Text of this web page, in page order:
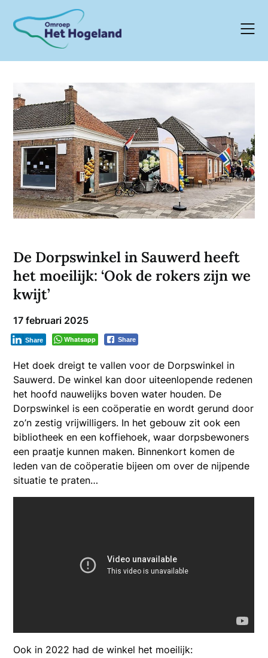
content
De Dorpswinkel in Sauwerd heeft
het moeilijk: ‘Ook de rokers zijn we
kwijt’
17 februari 2025
Whatsapp Share
Share
Het doek dreigt te vallen voor de Dorpswinkel in
Sauwerd. De winkel kan door uiteenlopende redenen
het hoofd nauwelijks boven water houden. De
Dorpswinkel is een coöperatie en wordt gerund door
zo’n zestig vrijwilligers. In het gebouw zit ook een
bibliotheek en een koffiehoek, waar dorpsbewoners
een praatje kunnen maken. Binnenkort komen de
leden van de coöperatie bijeen om over de nijpende
situatie te praten…
Ook in 2022 had de winkel het moeilijk: